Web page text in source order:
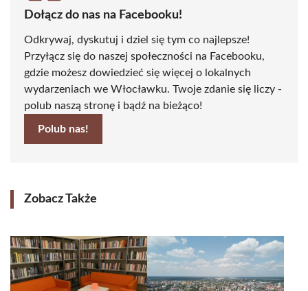
Dołącz do nas na Facebooku!
Odkrywaj, dyskutuj i dziel się tym co najlepsze!
Przyłącz się do naszej społeczności na Facebooku,
gdzie możesz dowiedzieć się więcej o lokalnych
wydarzeniach we Włocławku. Twoje zdanie się liczy -
polub naszą stronę i bądź na bieżąco!
Polub nas!
Zobacz Także